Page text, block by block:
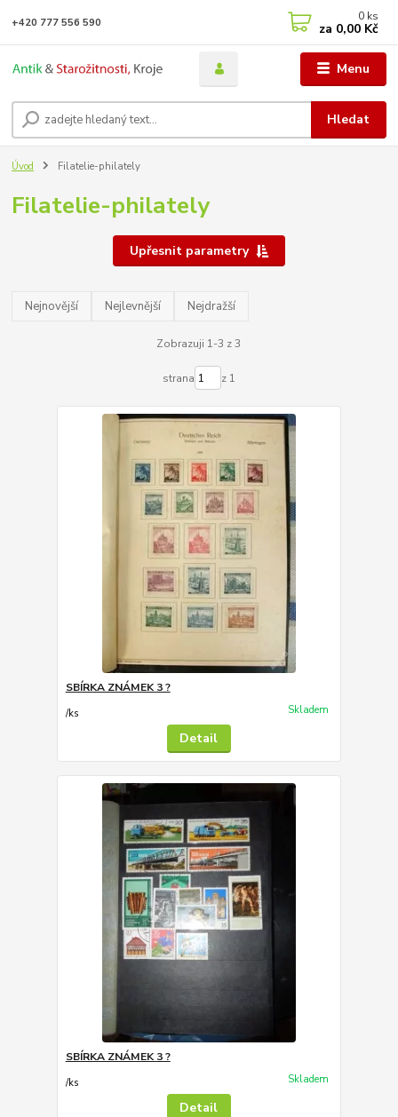
Menu
Hledat
+420 777 556 590 0 ks
za 0,00 Kč
Úvod Filatelie-philately
Filatelie-philately
Upřesnit parametry
Nejnovější Nejlevnější Nejdražší
Zobrazuji 1-3 z 3
strana z 1
SBÍRKA ZNÁMEK 3 ?
/ks Skladem
Detail
SBÍRKA ZNÁMEK 3 ?
/ks Skladem
Detail